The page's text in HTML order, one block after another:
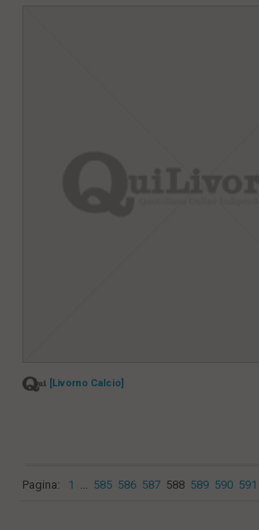
[Livorno Calcio]
Pagina: 1 ... 585 586 587 588 589 590 591